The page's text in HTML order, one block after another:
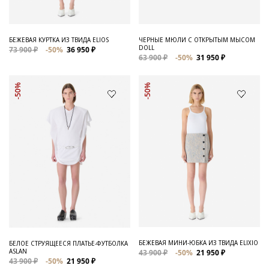
Распродажа
Для нее
БЕЖЕВАЯ КУРТКА ИЗ ТВИДА ELIOS
73 900 ₽ -50% 36 950 ₽
ЧЕРНЫЕ МЮЛИ С ОТКРЫТЫМ МЫСОМ
DOLL
63 900 ₽ -50% 31 950 ₽
-50%
БЕЛОЕ СТРУЯЩЕЕСЯ ПЛАТЬЕ-ФУТБОЛКА
ASLAN
43 900 ₽ -50% 21 950 ₽
-50%
БЕЖЕВАЯ МИНИ-ЮБКА ИЗ ТВИДА ELIXIO
43 900 ₽ -50% 21 950 ₽